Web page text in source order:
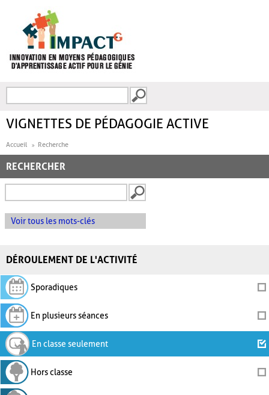
FORMULAIRE DE
VIGNETTES DE PÉDAGOGIE ACTIVE
Accueil Recherche
RECHERCHER
Voir tous les mots-clés
DÉROULEMENT DE L'ACTIVITÉ
Sporadiques
En plusieurs séances
En classe seulement
Hors classe